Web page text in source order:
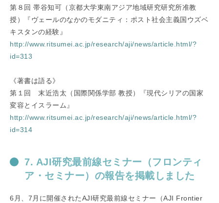
第８回 帯谷知可（京都大学東南アジア地域研究研究所准教
授）『ヴェールのなかのモダニティ：ポスト社会主義国ウズベ
キスタンの経験』
http://www.ritsumei.ac.jp/research/aji/news/article.html/?
id=313
《著書は語る》
第１回 末近浩太（国際関係学部 教授）『現代シリアの国家
変容とイスラーム』
http://www.ritsumei.ac.jp/research/aji/news/article.html/?
id=314
7. AJI研究最前線セミナー（フロンティ
ア・セミナー）の報告を掲載しました
6月、7月に開催されたAJI研究最前線セミナー（AJI Frontier